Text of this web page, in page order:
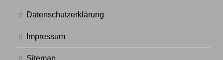
Datenschutzerklärung
Impressum
Sitemap